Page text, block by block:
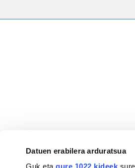
Datuen erabilera arduratsua